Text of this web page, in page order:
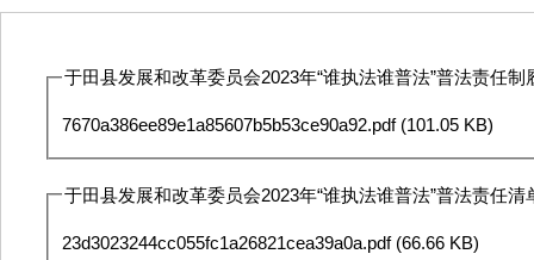
于田县发展和改革委员会2023年“谁执法谁普法”普法责任制
7670a386ee89e1a85607b5b53ce90a92.pdf(101.05 KB)
于田县发展和改革委员会2023年“谁执法谁普法”普法责任清
23d3023244cc055fc1a26821cea39a0a.pdf(66.66 KB)